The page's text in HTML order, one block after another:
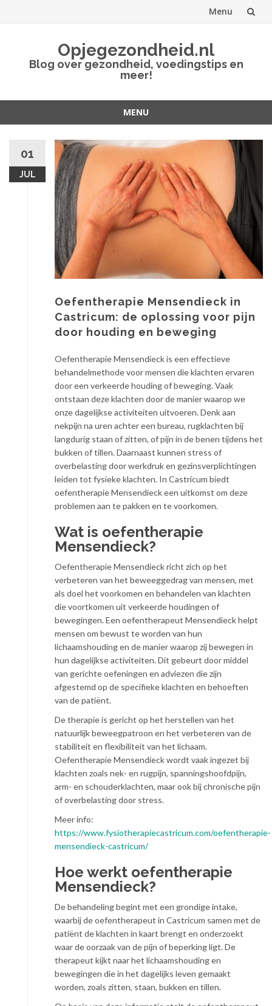
Menu
Opjegezondheid.nl
Blog over gezondheid, voedingstips en
meer!
MENU
inhoud01
JUL
Oefentherapie Mensendieck in
Castricum: de oplossing voor pijn
door houding en beweging
Oefentherapie Mensendieck is een effectieve
behandelmethode voor mensen die klachten ervaren
door een verkeerde houding of beweging. Vaak
ontstaan deze klachten door de manier waarop we
onze dagelijkse activiteiten uitvoeren. Denk aan
nekpijn na uren achter een bureau, rugklachten bij
langdurig staan of zitten, of pijn in de benen tijdens het
bukken of tillen. Daarnaast kunnen stress of
overbelasting door werkdruk en gezinsverplichtingen
leiden tot fysieke klachten. In Castricum biedt
oefentherapie Mensendieck een uitkomst om deze
problemen aan te pakken en te voorkomen.
Wat is oefentherapie
Mensendieck?
Oefentherapie Mensendieck richt zich op het
verbeteren van het beweeggedrag van mensen, met
als doel het voorkomen en behandelen van klachten
die voortkomen uit verkeerde houdingen of
bewegingen. Een oefentherapeut Mensendieck helpt
mensen om bewust te worden van hun
lichaamshouding en de manier waarop zij bewegen in
hun dagelijkse activiteiten. Dit gebeurt door middel
van gerichte oefeningen en adviezen die zijn
afgestemd op de specifieke klachten en behoeften
van de patiënt.
De therapie is gericht op het herstellen van het
natuurlijk beweegpatroon en het verbeteren van de
stabiliteit en flexibiliteit van het lichaam.
Oefentherapie Mensendieck wordt vaak ingezet bij
klachten zoals nek- en rugpijn, spanningshoofdpijn,
arm- en schouderklachten, maar ook bij chronische pijn
of overbelasting door stress.
Meer info:
https://www.fysiotherapiecastricum.com/oefentherapie-
mensendieck-castricum/
Hoe werkt oefentherapie
Mensendieck?
De behandeling begint met een grondige intake,
waarbij de oefentherapeut in Castricum samen met de
patiënt de klachten in kaart brengt en onderzoekt
waar de oorzaak van de pijn of beperking ligt. De
therapeut kijkt naar het lichaamshouding en
bewegingen die in het dagelijks leven gemaakt
worden, zoals zitten, staan, bukken en tillen.